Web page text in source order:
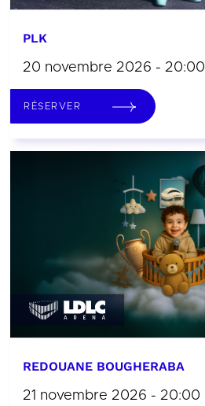
PLK
20 novembre 2026 - 20:00
RÉSERVER
REDOUANE BOUGHERABA
21 novembre 2026 - 20:00